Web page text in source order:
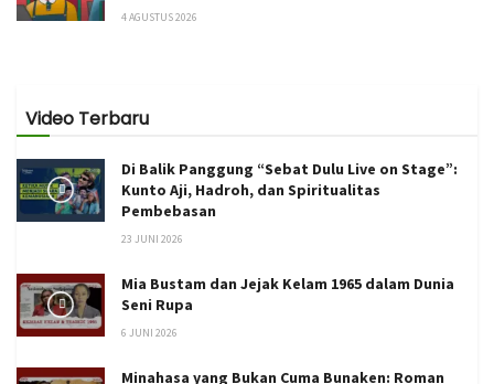
4 AGUSTUS 2026
Video Terbaru
Di Balik Panggung “Sebat Dulu Live on Stage”:
Kunto Aji, Hadroh, dan Spiritualitas
Pembebasan
23 JUNI 2026
Mia Bustam dan Jejak Kelam 1965 dalam Dunia
Seni Rupa
6 JUNI 2026
Minahasa yang Bukan Cuma Bunaken: Roman